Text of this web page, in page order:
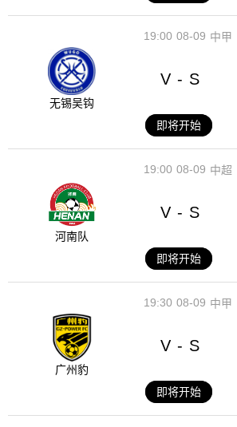
08-09
19:00 中甲
无锡吴钩
V - S
即将开始
08-09
19:00 中超
河南队
V - S
即将开始
08-09
19:30 中甲
广州豹
V - S
即将开始